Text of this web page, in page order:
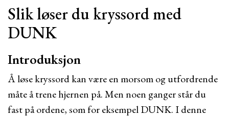
Slik løser du kryssord med
DUNK
Introduksjon
Å løse kryssord kan være en morsom og utfordrende
måte å trene hjernen på. Men noen ganger står du
fast på ordene, som for eksempel DUNK. I denne